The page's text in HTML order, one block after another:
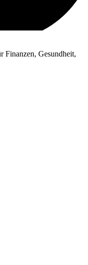
Finanzen, Gesundheit,